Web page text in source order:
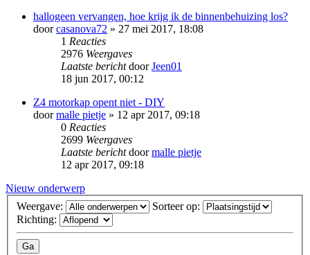
hallogeen vervangen, hoe krijg ik de binnenbehuizing los?
doorcasanova72 » 27 mei 2017, 18:08
1 Reacties
2976 Weergaves
Laatste berichtdoorJeen01
18 jun 2017, 00:12
Z4 motorkap opent niet - DIY
doormalle pietje » 12 apr 2017, 09:18
0 Reacties
2699 Weergaves
Laatste berichtdoormalle pietje
12 apr 2017, 09:18
Nieuw onderwerp
Weergave:
Sorteer op:
Richting: